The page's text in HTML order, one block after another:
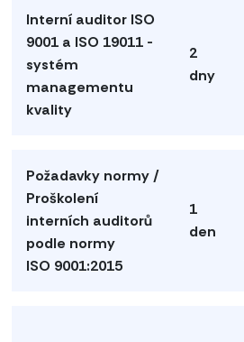
Interní auditor ISO
9001 a ISO 19011 -
systém
managementu
kvality
2
dny
Požadavky normy /
Proškolení
interních auditorů
podle normy
ISO 9001:2015
1
den